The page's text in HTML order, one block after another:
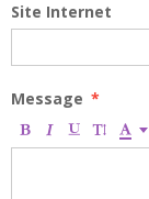
Site Internet
Message